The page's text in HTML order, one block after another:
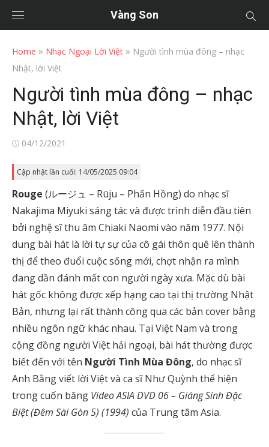
Vàng Son
Home » Nhạc Ngoại Lời Việt » Người tình mùa đông – nhạc
Nhật, lời Việt
Người tình mùa đông – nhạc
Nhật, lời Việt
Posted
04/12/2021
Cập nhật lần cuối: 14/05/2025 09:04
Rouge (ルージュ – Rūju – Phấn Hồng) do nhạc sĩ
Nakajima Miyuki sáng tác và được trình diễn đầu tiên
bởi nghệ sĩ thu âm Chiaki Naomi vào năm 1977. Nội
dung bài hát là lời tự sự của cô gái thôn quê lên thành
thị để theo đuổi cuộc sống mới, chợt nhận ra mình
đang dần đánh mất con người ngày xưa. Mặc dù bài
hát gốc không được xếp hạng cao tại thị trường Nhật
Bản, nhưng lại rất thành công qua các bản cover bằng
nhiều ngôn ngữ khác nhau. Tại Việt Nam và trong
cộng đồng người Việt hải ngoại, bài hát thường được
biết đến với tên Người Tình Mùa Đông, do nhạc sĩ
Anh Bằng viết lời Việt và ca sĩ Như Quỳnh thể hiện
trong cuốn băng Video ASIA DVD 06 – Giáng Sinh Đặc
Biệt (Đêm Sài Gòn 5) (1994) của Trung tâm Asia.